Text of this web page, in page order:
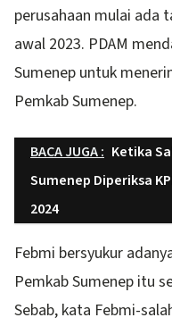
perusahaan mulai ada
awal 2023. PDAM
Sumenep untuk
Pemkab Sumenep.
BACA JUGA : Ketika
Sumenep Diperiksa
2024
Febmi bersyukur
Pemkab Sumenep itu
Sebab, kata Febmi-